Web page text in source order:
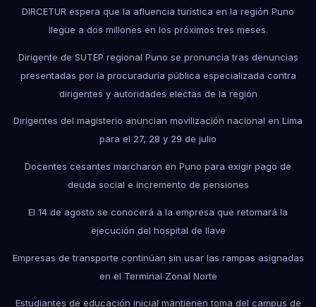
DIRCETUR espera que la afluencia turística en la región Puno
llegue a dos millones en los próximos tres meses.
Dirigente de SUTEP regional Puno se pronuncia tras denuncias
presentadas por la procuraduría pública especializada contra
dirigentes y autoridades electas de la región
Dirigentes del magisterio anuncian movilización nacional en Lima
para el 27, 28 y 29 de julio
Docentes cesantes marcharon en Puno para exigir pago de
deuda social e incremento de pensiones
El 14 de agosto se conocerá a la empresa que retomará la
ejecución del hospital de Ilave
Empresas de transporte continúan sin usar las rampas asignadas
en el Terminal Zonal Norte
Estudiantes de educación inicial mantienen toma del campus de